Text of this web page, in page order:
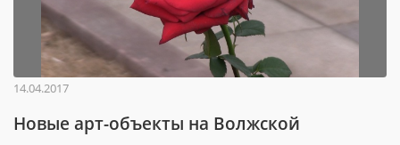
14.04.2017
Новые арт-объекты на Волжской